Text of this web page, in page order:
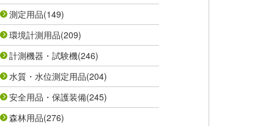
測定用品(149)
環境計測用品(209)
計測機器・試験機(246)
水質・水位測定用品(204)
安全用品・保護装備(245)
森林用品(276)